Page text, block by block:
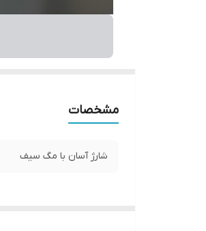
مشخصات
شارژ آسان با مگ سیف